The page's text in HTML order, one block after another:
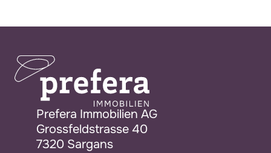
Prefera Immobilien AG
Grossfeldstrasse 40
7320 Sargans